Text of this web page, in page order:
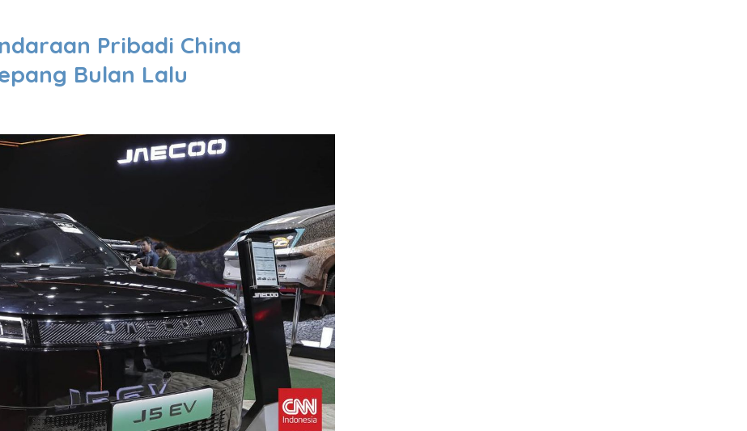
Pribadi China
Bulan Lalu